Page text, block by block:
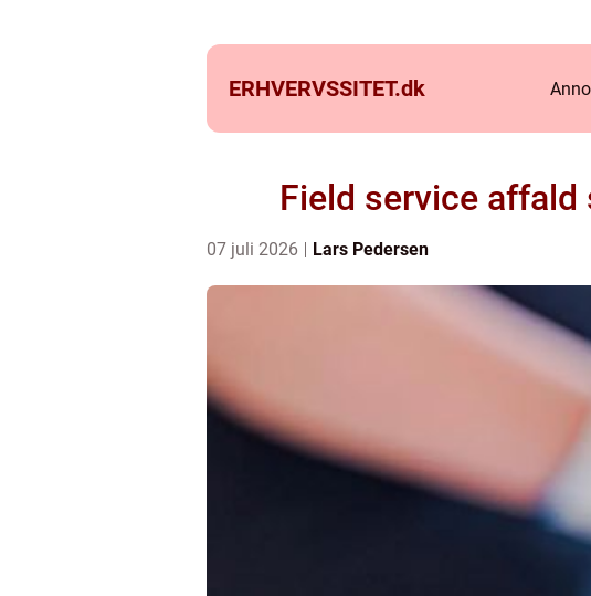
ERHVERVSSITET.dk
Field service
07 juli 2026 Lars Pedersen